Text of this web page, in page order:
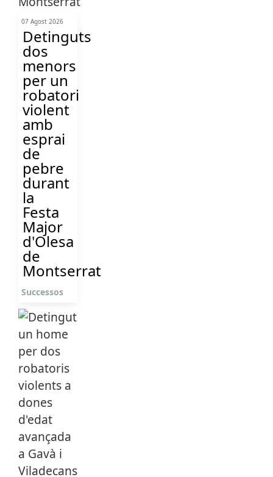
07 Agost 2026
Detinguts
dos
menors
per un
robatori
violent
amb
esprai
de
pebre
durant
la
Festa
Major
d'Olesa
de
Montserrat
Successos